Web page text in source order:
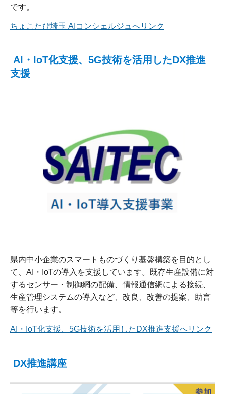
です。
ちょこたび埼玉 AIコンシェルジュへリンク
AI・IoT化支援、5G技術を活用したDX推進
支援
県内中小企業のスマートものづくり基盤構築を目的とし
て、AI・IoTの導入を支援しています。既存生産設備に対
するセンサー・制御網の配備、情報通信網による接続、
生産管理システムの導入など、改良、改善の提案、助言
等を行います。
AI・IoT化支援、5G技術を活用したDX推進支援へリンク
DX推進講座